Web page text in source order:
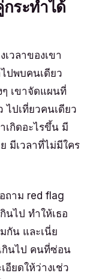
ระทำได้
วลาของเขา
ปพบคนเดียว
เขาจัดแผนที่
ไปเที่ยวคนเดียว
เกิดอะไรขึ้น มี
มีเวลาที่ไม่มีใคร
ถาม red flag
นไป ทำให้เธอ
กัน และเนี่ย
กินไป คนที่ซ่อน
อียดให้ว่างเช่ว